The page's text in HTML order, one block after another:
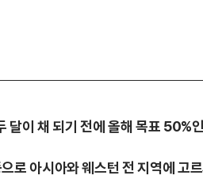
달이 채 되기 전에 올해 목표 50%
로 아시아와 웨스턴 전 지역에 고